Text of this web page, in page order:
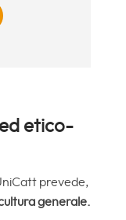
etico-
prevede,
generale.